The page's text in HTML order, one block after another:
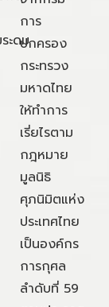
ะดม
การ
ปกครอง
กระทรวง
มหาดไทย
ให้ทำการ
เรี่ยไรตาม
กฎหมาย
มูลนิธิ
ศุภนิมิตแห่ง
ประเทศไทย
เป็นองค์กร
การกุศล
ลำดับที่ 59